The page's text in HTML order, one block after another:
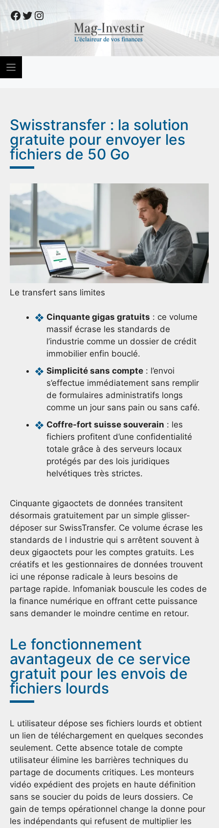
to
content
Facebook
Twitter
Instagram
Swisstransfer : la solution
gratuite pour envoyer les
fichiers de 50 Go
Le transfert sans limites
Cinquante gigas gratuits : ce volume
massif écrase les standards de
l’industrie comme un dossier de crédit
immobilier enfin bouclé.
Simplicité sans compte : l’envoi
s’effectue immédiatement sans remplir
de formulaires administratifs longs
comme un jour sans pain ou sans café.
Coffre-fort suisse souverain : les
fichiers profitent d’une confidentialité
totale grâce à des serveurs locaux
protégés par des lois juridiques
helvétiques très strictes.
Cinquante gigaoctets de données transitent
désormais gratuitement par un simple glisser-
déposer sur SwissTransfer. Ce volume écrase les
standards de l industrie qui s arrêtent souvent à
deux gigaoctets pour les comptes gratuits. Les
créatifs et les gestionnaires de données trouvent
ici une réponse radicale à leurs besoins de
partage rapide. Infomaniak bouscule les codes de
la finance numérique en offrant cette puissance
sans demander le moindre centime en retour.
Le fonctionnement
avantageux de ce service
gratuit pour les envois de
fichiers lourds
L utilisateur dépose ses fichiers lourds et obtient
un lien de téléchargement en quelques secondes
seulement. Cette absence totale de compte
utilisateur élimine les barrières techniques du
partage de documents critiques. Les monteurs
vidéo expédient des projets en haute définition
sans se soucier du poids de leurs dossiers. Ce
gain de temps opérationnel change la donne pour
les indépendants qui refusent de multiplier les